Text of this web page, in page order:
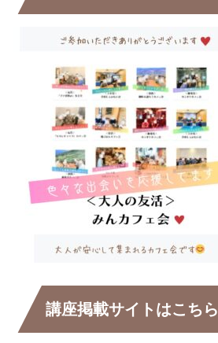
講座掲載サイトはこちら